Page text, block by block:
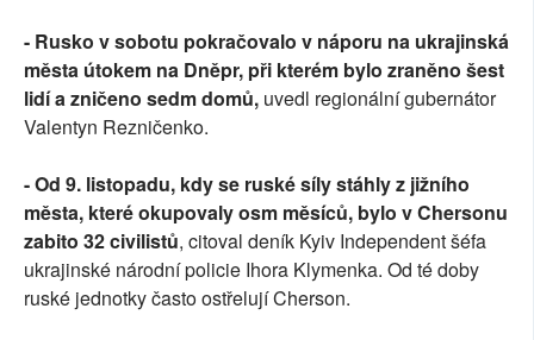
- Rusko v sobotu pokračovalo v náporu na ukrajinská
města útokem na Dněpr, při kterém bylo zraněno šest
lidí a zničeno sedm domů, uvedl regionální gubernátor
Valentyn Rezničenko.
- Od 9. listopadu, kdy se ruské síly stáhly z jižního
města, které okupovaly osm měsíců, bylo v Chersonu
zabito 32 civilistů, citoval deník Kyiv Independent šéfa
ukrajinské národní policie Ihora Klymenka. Od té doby
ruské jednotky často ostřelují Cherson.